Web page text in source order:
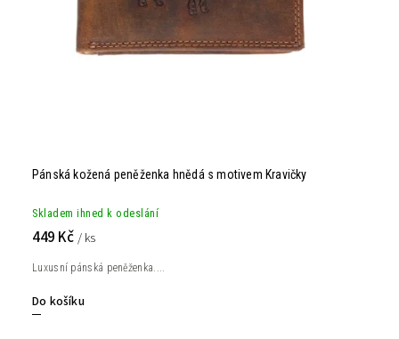
Pánská kožená peněženka hnědá s motivem Kravičky
Skladem ihned k odeslání
449 Kč / ks
Do košíku
Luxusní pánská peněženka....